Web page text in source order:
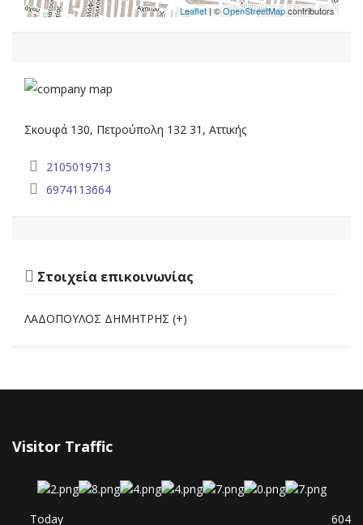
Leaflet| ©OpenStreetMapcontributors
Σκουφά 130, Πετρούπολη 132 31, Αττικής
2105019713
6974113664
Στοιχεία επικοινωνίας
ΛΑΔΟΠΟΥΛΟΣ ΔΗΜΗΤΡΗΣ (+)
Visitor Traffic
Today 604